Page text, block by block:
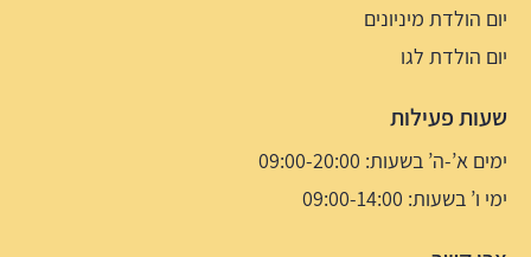
יום הולדת מיניונים
יום הולדת לגו
שעות פעילות
ימים א’-ה’ בשעות: 09:00-20:00
ימי ו’ בשעות: 09:00-14:00